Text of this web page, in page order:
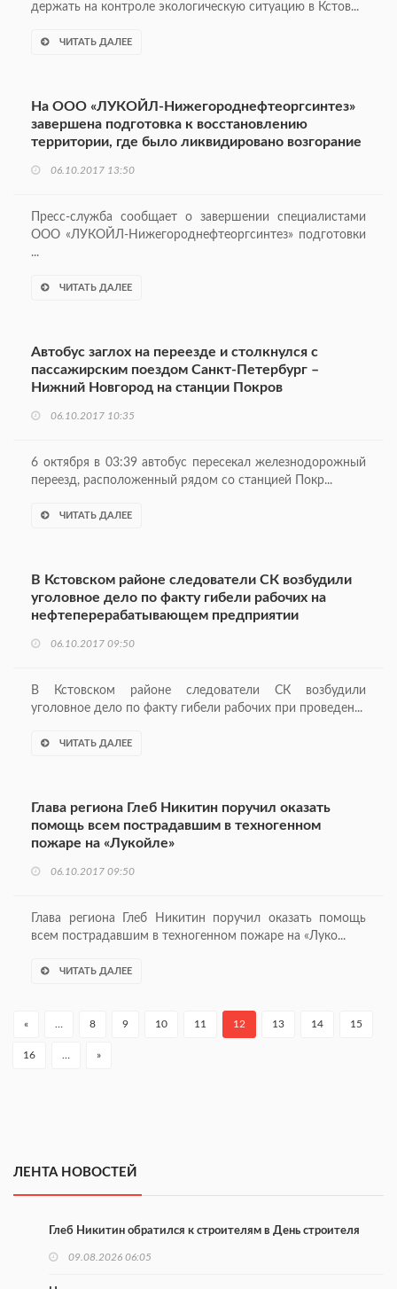
держать на контроле экологическую ситуацию в Кстов...
ЧИТАТЬ ДАЛЕЕ
На ООО «ЛУКОЙЛ-Нижегороднефтеоргсинтез»
завершена подготовка к восстановлению
территории, где было ликвидировано возгорание
06.10.2017 13:50
Пресс-служба сообщает о завершении специалистами
ООО «ЛУКОЙЛ-Нижегороднефтеоргсинтез» подготовки
...
ЧИТАТЬ ДАЛЕЕ
Автобус заглох на переезде и столкнулся с
пассажирским поездом Санкт-Петербург –
Нижний Новгород на станции Покров
06.10.2017 10:35
6 октября в 03:39 автобус пересекал железнодорожный
переезд, расположенный рядом со станцией Покр...
ЧИТАТЬ ДАЛЕЕ
В Кстовском районе следователи СК возбудили
уголовное дело по факту гибели рабочих на
нефтеперерабатывающем предприятии
06.10.2017 09:50
В Кстовском районе следователи СК возбудили
уголовное дело по факту гибели рабочих при проведен...
ЧИТАТЬ ДАЛЕЕ
Глава региона Глеб Никитин поручил оказать
помощь всем пострадавшим в техногенном
пожаре на «Лукойле»
06.10.2017 09:50
Глава региона Глеб Никитин поручил оказать помощь
всем пострадавшим в техногенном пожаре на «Луко...
ЧИТАТЬ ДАЛЕЕ
« … 8 9 10 11 12 13 14 15
16 … »
ЛЕНТА НОВОСТЕЙ
Глеб Никитин обратился к строителям в День строителя
09.08.2026 06:05